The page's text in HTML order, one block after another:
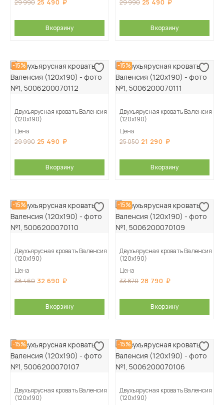
29 990 25 490
В корзину
29 990 25 490
В корзину
-15%
Двухъярусная кровать Валенсия
(120х190)
Цена
29 990 25 490
В корзину
-15%
Двухъярусная кровать Валенсия
(120х190)
Цена
25 050 21 290
В корзину
-15%
Двухъярусная кровать Валенсия
(120х190)
Цена
38 460 32 690
В корзину
-15%
Двухъярусная кровать Валенсия
(120х190)
Цена
33 870 28 790
В корзину
-15%
Двухъярусная кровать Валенсия
(120х190)
-15%
Двухъярусная кровать Валенсия
(120х190)